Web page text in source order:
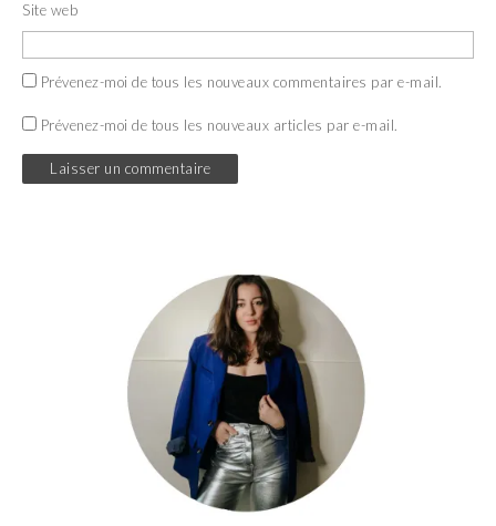
Site web
Prévenez-moi de tous les nouveaux commentaires par e-mail.
Prévenez-moi de tous les nouveaux articles par e-mail.